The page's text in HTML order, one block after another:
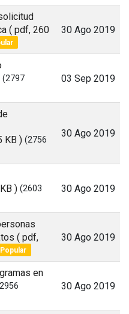
( pdf, 260
30 Ago 2019
(2797
03 Sep 2019
KB ) (2756
30 Ago 2019
) (2603
30 Ago 2019
( pdf,
Popular
30 Ago 2019
en
30 Ago 2019